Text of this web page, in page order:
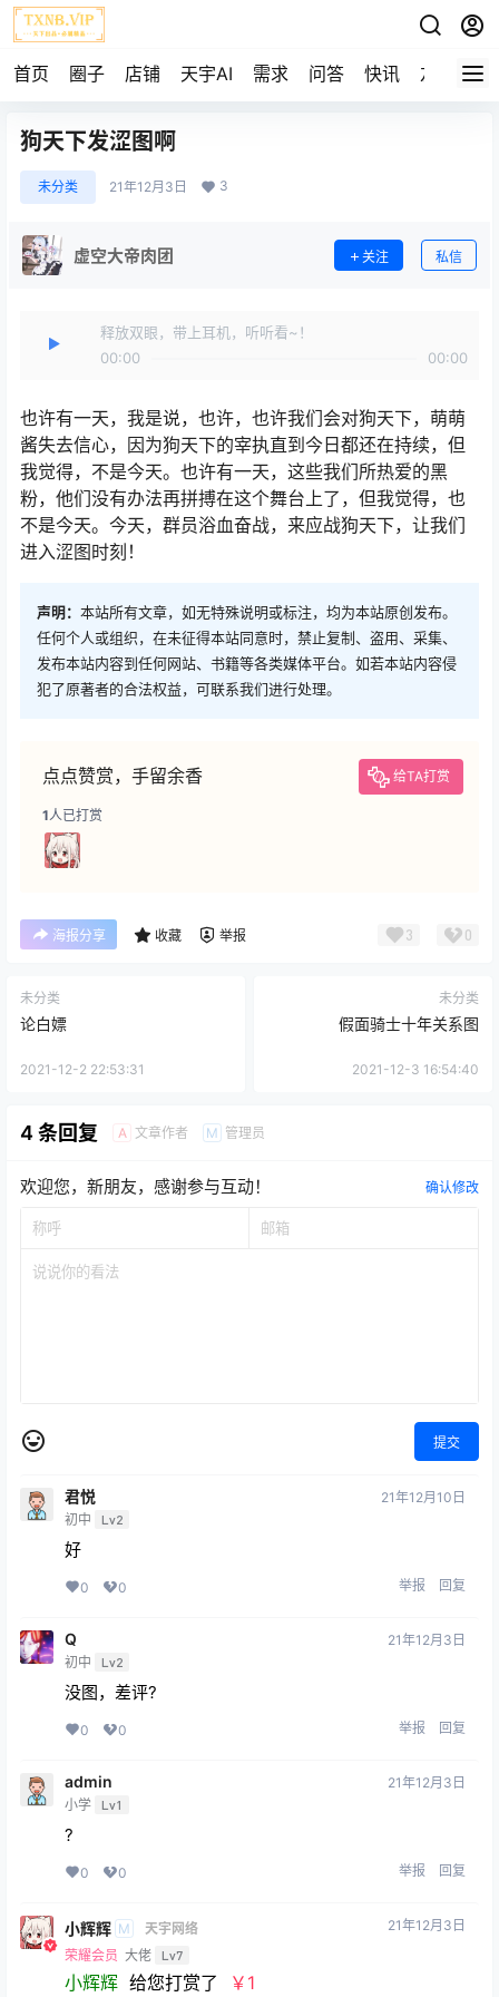
首页 圈子 店铺 天宇AI 需求 问答 快讯 友链
狗天下发涩图啊
未分类 21年12月3日 3
虚空大帝肉团 关注 私信
释放双眼，带上耳机，听听看~！
00:00
00:00
也许有一天，我是说，也许，也许我们会对狗天下，萌萌
酱失去信心，因为狗天下的宰执直到今日都还在持续，但
我觉得，不是今天。也许有一天，这些我们所热爱的黑
粉，他们没有办法再拼搏在这个舞台上了，但我觉得，也
不是今天。今天，群员浴血奋战，来应战狗天下，让我们
进入涩图时刻！
声明： 本站所有文章，如无特殊说明或标注，均为本站原创发布。
任何个人或组织，在未征得本站同意时，禁止复制、盗用、采集、
发布本站内容到任何网站、书籍等各类媒体平台。如若本站内容侵
犯了原著者的合法权益，可联系我们进行处理。
点点赞赏，手留余香 给TA打赏
1人已打赏
海报分享 收藏 举报 3 0
未分类
论白嫖
2021-12-2 22:53:31
未分类
假面骑士十年关系图
2021-12-3 16:54:40
4 条回复 A 文章作者 M 管理员
欢迎您，新朋友，感谢参与互动！ 确认修改
提交
君悦
初中 Lv2
21年12月10日
好
0 0 举报 回复
Q
初中 Lv2
21年12月3日
没图，差评?
0 0 举报 回复
admin
小学 Lv1
21年12月3日
?
0 0 举报 回复
小辉辉 M
天宇网络
荣耀会员 大佬 Lv7
21年12月3日
小辉辉 给您打赏了 ￥1